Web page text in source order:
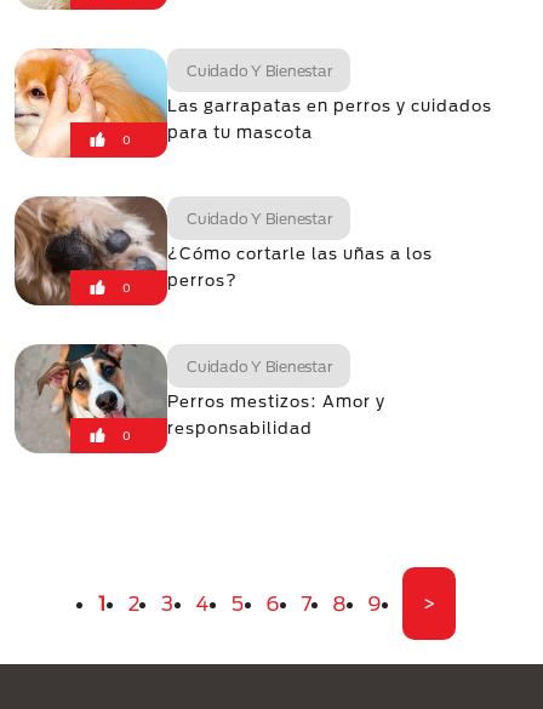
0
Cuidado Y Bienestar
Las garrapatas en perros y cuidados
para tu mascota
0
Cuidado Y Bienestar
¿Cómo cortarle las uñas a los
perros?
0
Cuidado Y Bienestar
Perros mestizos: Amor y
responsabilidad
Página actual
1 Página
2 Página
3 Página
4 Página
5 Página
6 Página
7 Página
8 Página
9 Última
>